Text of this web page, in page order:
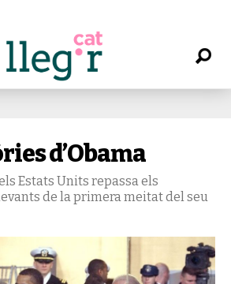
d’Obama
Estats Units repassa els
de la primera meitat del seu